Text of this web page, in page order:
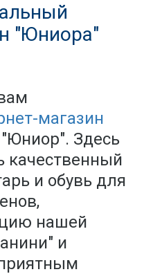
"Юниора"
магазин
Здесь
качественный
и обувь для
нашей
и